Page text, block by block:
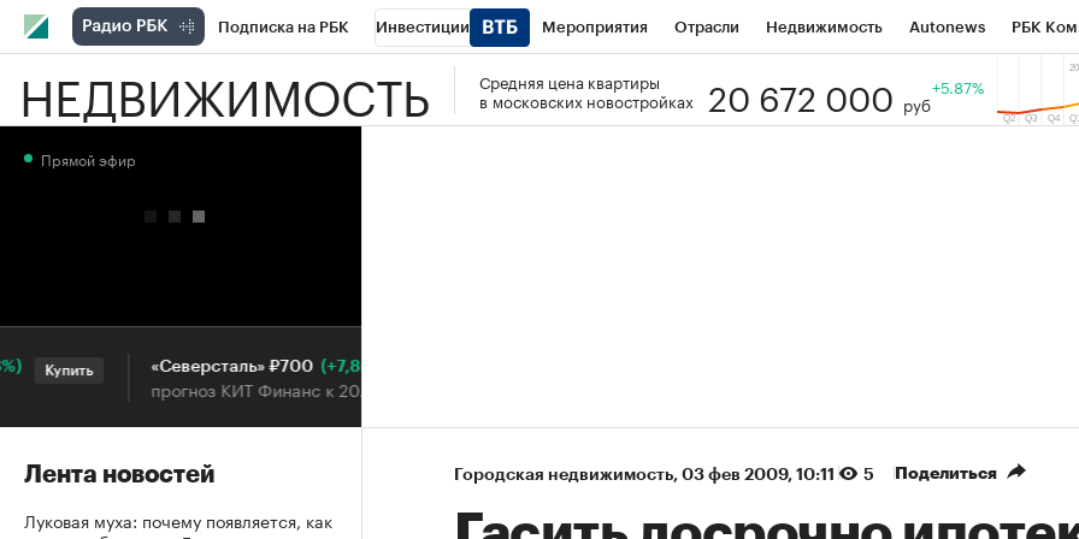
Подписка на РБК Инвестиции Мероприятия Отрасли Недвижимость Autonews РБК
РБК Вино Спорт Школа управления РБК РБК Образование Тренды
НЕДВИЖИМОСТЬ
Средняя цена квартиры
в московских новостройках
20 672 000 руб
+5.87%
Городская недвижимость⁠, 03 фев 2009, 10:11 5 Поделиться
Прямой эфир
Купить «Северсталь» ₽700 (+7,86%)
прогноз КИТ Финанс к 20.07.27
Лента новостей
Луковая муха: почему появляется, как